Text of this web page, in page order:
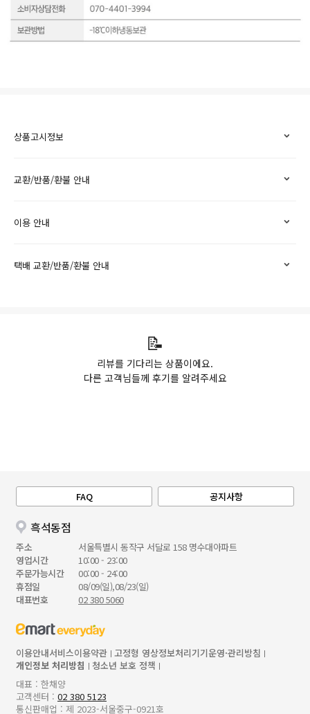
상품고시정보
교환/반품/환불 안내
이용 안내
택배 교환/반품/환불 안내
📝
리뷰를 기다리는 상품이에요.
다른 고객님들께 후기를 알려주세요
FAQ 공지사항
흑석동점
주소
서울특별시 동작구 서달로 158 명수대아파트
영업시간
10:00 - 23:00
주문가능시간
00:00 - 24:00
휴점일
08/09(일),08/23(일)
대표번호
02 380 5060
이용안내서비스이용약관 고정형 영상정보처리기기운영·관리방침
개인정보 처리방침
청소년 보호 정책
대표 : 한채양
고객센터 : 02 380 5123
통신판매업 : 제 2023-서울중구-0921호